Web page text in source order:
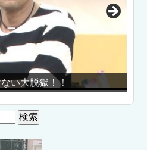
中村静香 プルプルＦカップ